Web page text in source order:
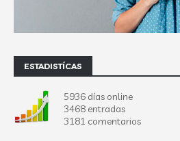
ESTADISTÍCAS
5936 días online
3468 entradas
3181 comentarios